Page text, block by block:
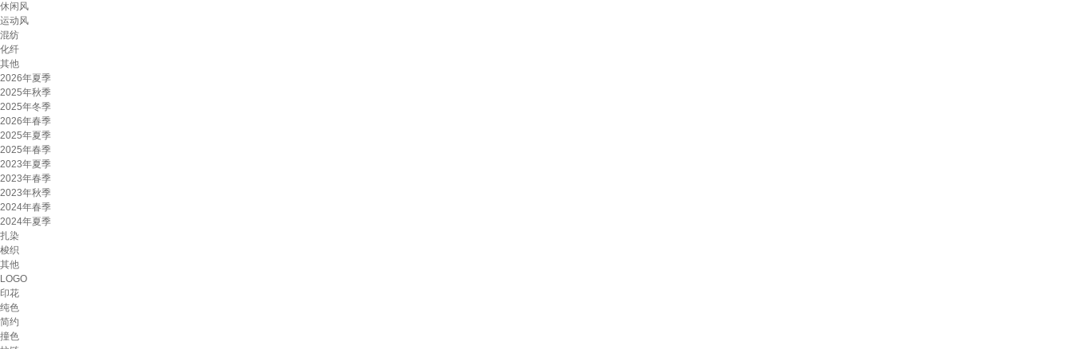
休闲风
运动风
混纺
化纤
其他
2026年夏季
2025年秋季
2025年冬季
2026年春季
2025年夏季
2025年春季
2023年夏季
2023年春季
2023年秋季
2024年春季
2024年夏季
扎染
梭织
其他
LOGO
印花
纯色
简约
撞色